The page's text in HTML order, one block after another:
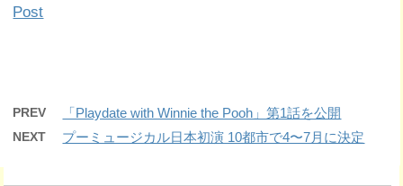
Post
PREV 「Playdate with Winnie the Pooh」第1話を公開
NEXT プーミュージカル日本初演 10都市で4〜7月に決定